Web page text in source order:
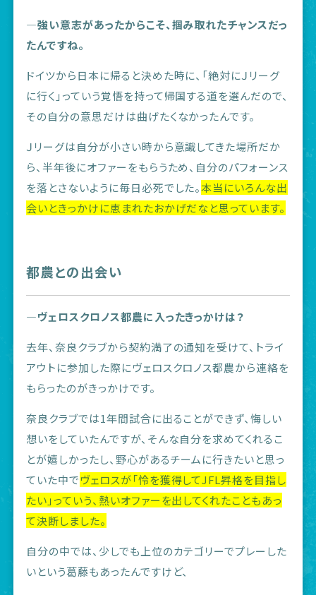
―強い意志があったからこそ、掴み取れたチャンスだっ
たんですね。
ドイツから日本に帰ると決めた時に、「絶対にＪリーグ
に行く」っていう覚悟を持って帰国する道を選んだので、
その自分の意思だけは曲げたくなかったんです。
Ｊリーグは自分が小さい時から意識してきた場所だか
ら、半年後にオファーをもらうため、自分のパフォーンス
を落とさないように毎日必死でした。本当にいろんな出
会いときっかけに恵まれたおかげだなと思っています。
都農との出会い
―ヴェロスクロノス都農に入ったきっかけは？
去年、奈良クラブから契約満了の通知を受けて、トライ
アウトに参加した際にヴェロスクロノス都農から連絡を
もらったのがきっかけです。
奈良クラブでは1年間試合に出ることができず、悔しい
想いをしていたんですが、そんな自分を求めてくれるこ
とが嬉しかったし、野心があるチームに行きたいと思っ
ていた中でヴェロスが「怜を獲得してJFL昇格を目指し
たい」っていう、 熱いオファーを出してくれたこともあっ
て決断しました。
自分の中では、少しでも上位のカテゴリーでプレーした
いという葛藤もあったんですけど、